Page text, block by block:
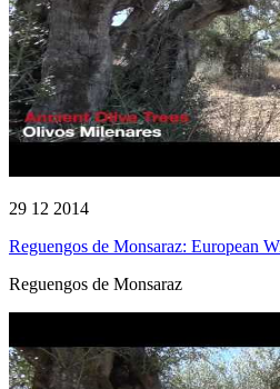
29 12 2014
Reguengos de Monsaraz: European
Reguengos de Monsaraz